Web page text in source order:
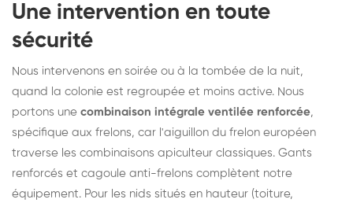
Une intervention en toute
sécurité
Nous intervenons en soirée ou à la tombée de la nuit,
quand la colonie est regroupée et moins active. Nous
portons une combinaison intégrale ventilée renforcée,
spécifique aux frelons, car l'aiguillon du frelon européen
traverse les combinaisons apiculteur classiques. Gants
renforcés et cagoule anti-frelons complètent notre
équipement. Pour les nids situés en hauteur (toiture,